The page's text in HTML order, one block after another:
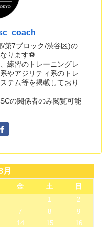
第7ブロック/渋谷区)の
ります⚽
練習のトレーニングレ
やアジリティ系のトレ
テム等を掲載しており
の関係者のみ閲覧可能
金 土
日
1
2
7 8
9
14 15
16